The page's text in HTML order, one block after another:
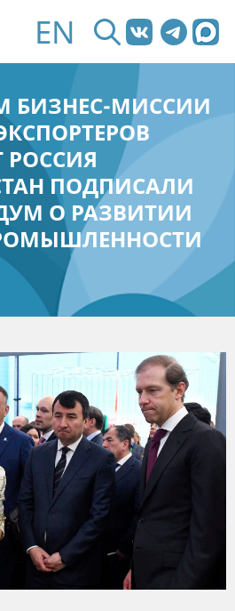
EN
БИЗНЕС-МИССИИ
РОССИЯ
ПОДПИСАЛИ
О РАЗВИТИИ